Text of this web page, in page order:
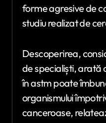
forme agresive de
studiu realizat de
Descoperirea,
de specialiști, arată
în astm poate
organismului
canceroase,